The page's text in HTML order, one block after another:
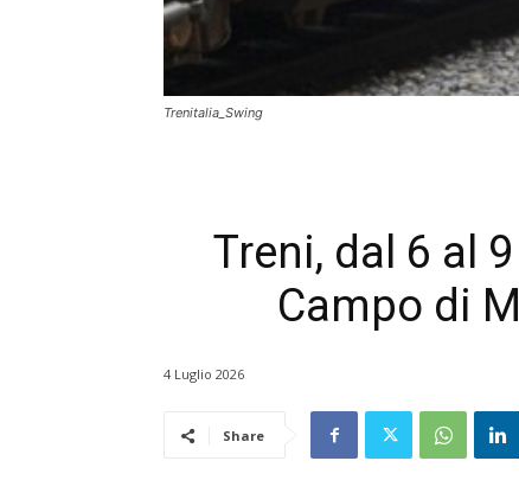
Trenitalia_Swing
Treni, dal 6 al
Campo di
4 Luglio 2026
Share